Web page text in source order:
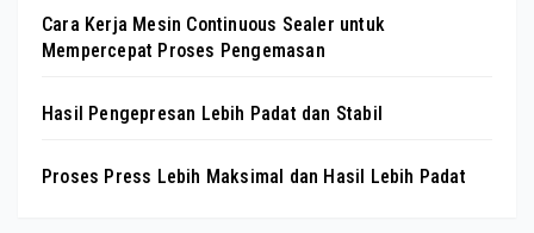
Cara Kerja Mesin Continuous Sealer untuk
Mempercepat Proses Pengemasan
Hasil Pengepresan Lebih Padat dan Stabil
Proses Press Lebih Maksimal dan Hasil Lebih Padat